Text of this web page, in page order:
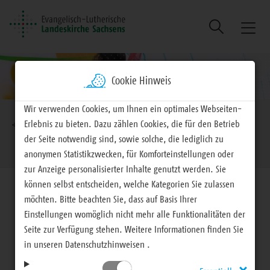
Suche
Brotkrumennavigation
EVLKS - engagiert Arbeitsfelder
Gesellschaft
Gerechtigkeit / Eine Welt
Gesellschaft
Cookie Hinweis
Wir verwenden Cookies, um Ihnen ein optimales Webseiten-
Erlebnis zu bieten. Dazu zählen Cookies, die für den Betrieb
der Seite notwendig sind, sowie solche, die lediglich zu
anonymen Statistikzwecken, für Komforteinstellungen oder
zur Anzeige personalisierter Inhalte genutzt werden. Sie
können selbst entscheiden, welche Kategorien Sie zulassen
möchten. Bitte beachten Sie, dass auf Basis Ihrer
Einstellungen womöglich nicht mehr alle Funktionalitäten der
Seite zur Verfügung stehen. Weitere Informationen finden Sie
in unseren Datenschutzhinweisen .